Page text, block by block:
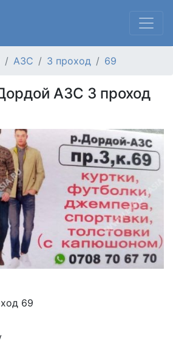
АЗС 3 проход 69
АЗС 3 проход
69